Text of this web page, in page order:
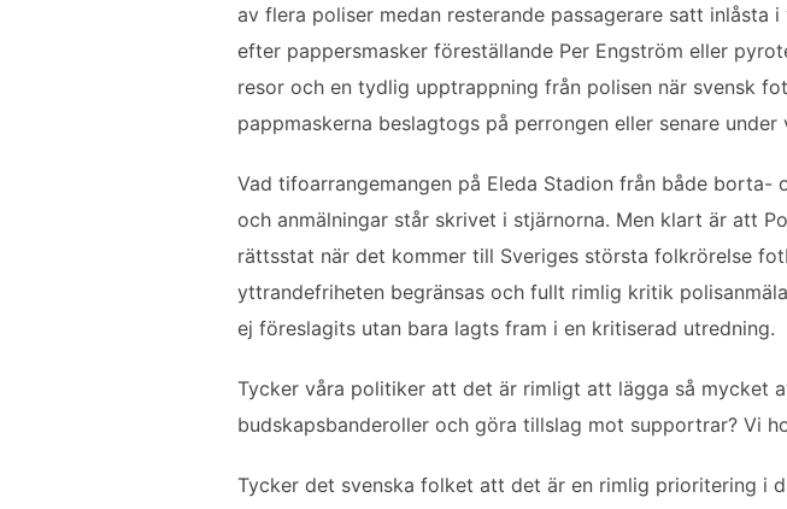
av flera poliser medan resterande passagerare satt
efter pappersmasker föreställande Per Engström eller
resor och en tydlig upptrappning från polisen när svensk
pappmaskerna beslagtogs på perrongen eller senare
Vad tifoarrangemangen på Eleda Stadion från både
och anmälningar står skrivet i stjärnorna. Men klart är att
rättsstat när det kommer till Sveriges största folkrörelse
yttrandefriheten begränsas och fullt rimlig kritik
ej föreslagits utan bara lagts fram i en kritiserad utredning.
Tycker våra politiker att det är rimligt att lägga så mycket
budskapsbanderoller och göra tillslag mot supportrar? Vi
Tycker det svenska folket att det är en rimlig prioritering i